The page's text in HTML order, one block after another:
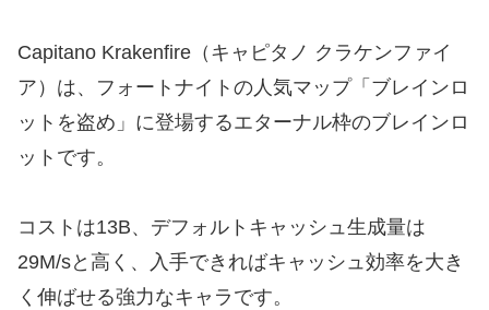
Capitano Krakenfire（キャピタノ クラケンファイ
ア）は、フォートナイトの人気マップ「ブレインロ
ットを盗め」に登場するエターナル枠のブレインロ
ットです。
コストは13B、デフォルトキャッシュ生成量は
29M/sと高く、入手できればキャッシュ効率を大き
く伸ばせる強力なキャラです。